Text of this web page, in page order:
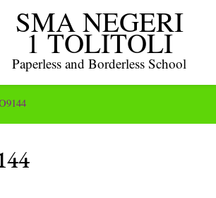
SMA NEGERI
1 TOLITOLI
Paperless and Borderless School